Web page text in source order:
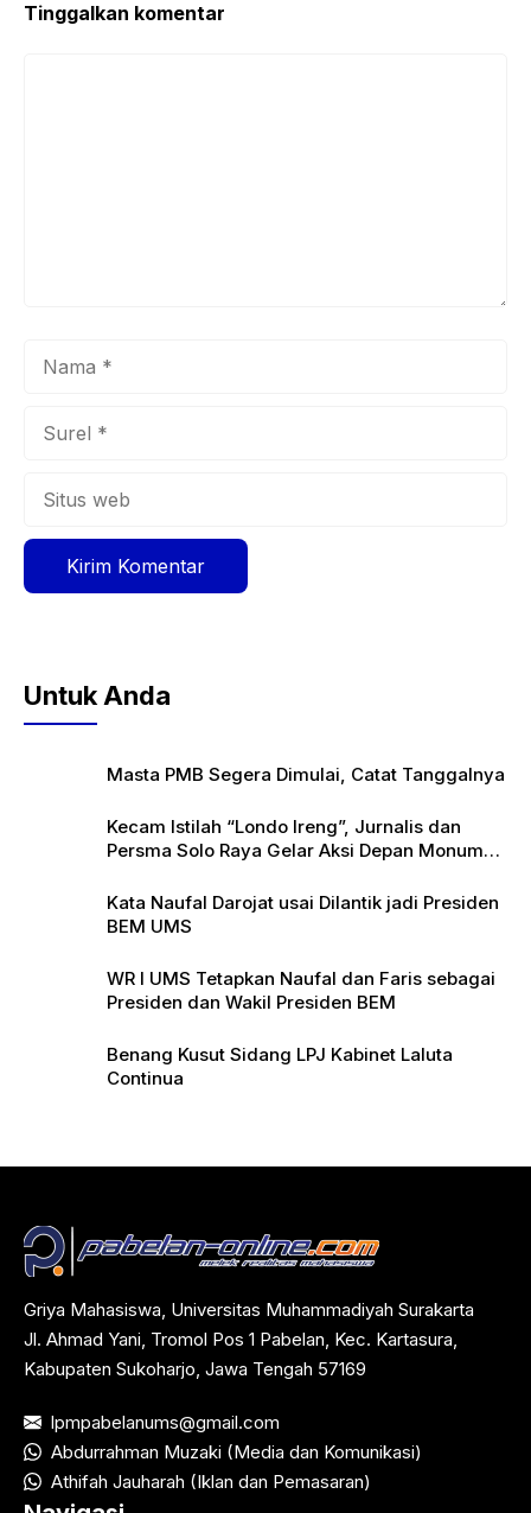
Tinggalkan komentar
Untuk Anda
Masta PMB Segera Dimulai, Catat Tanggalnya
Kecam Istilah “Londo Ireng”, Jurnalis dan
Persma Solo Raya Gelar Aksi Depan Monumen
Kata Naufal Darojat usai Dilantik jadi Presiden
BEM UMS
WR I UMS Tetapkan Naufal dan Faris sebagai
Presiden dan Wakil Presiden BEM
Benang Kusut Sidang LPJ Kabinet Laluta
Continua
Griya Mahasiswa, Universitas Muhammadiyah Surakarta
Jl. Ahmad Yani, Tromol Pos 1 Pabelan, Kec. Kartasura,
Kabupaten Sukoharjo, Jawa Tengah 57169
lpmpabelanums@gmail.com
Abdurrahman Muzaki (Media dan Komunikasi)
Athifah Jauharah (Iklan dan Pemasaran)